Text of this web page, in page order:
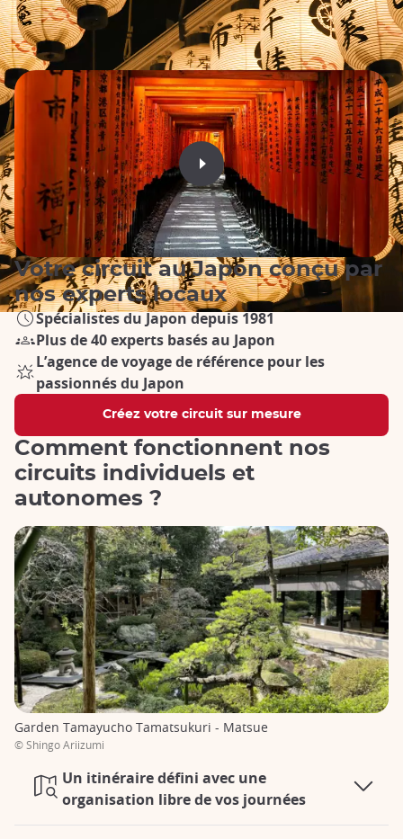
Votre circuit au Japon conçu par
nos experts locaux
Spécialistes du Japon depuis 1981
Plus de 40 experts basés au Japon
L’agence de voyage de référence pour les
passionnés du Japon
Créez votre circuit sur mesure
Comment fonctionnent nos
circuits individuels et
autonomes ?
Un itinéraire défini avec une
organisation libre de vos journées
Garden Tamayucho Tamatsukuri - Matsue
© Shingo Ariizumi